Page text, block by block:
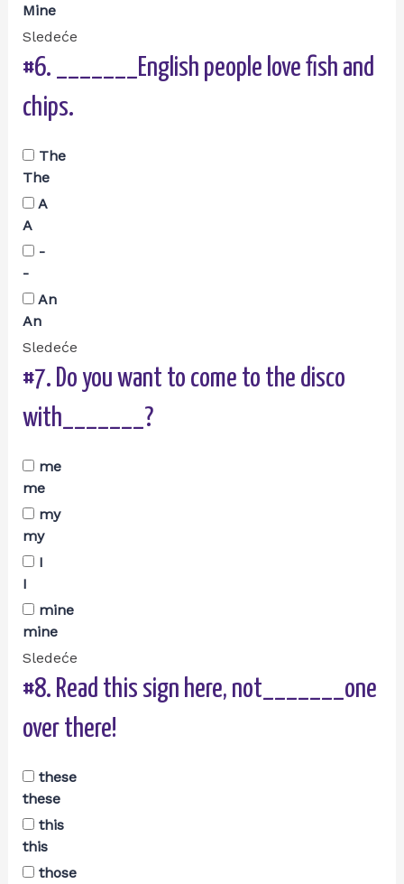
Mine
Sledeće
#6. _______English people love fish and
chips.
The
The
A
A
-
-
An
An
Sledeće
#7. Do you want to come to the disco
with_______?
me
me
my
my
I
I
mine
mine
Sledeće
#8. Read this sign here, not_______one
over there!
these
these
this
this
those